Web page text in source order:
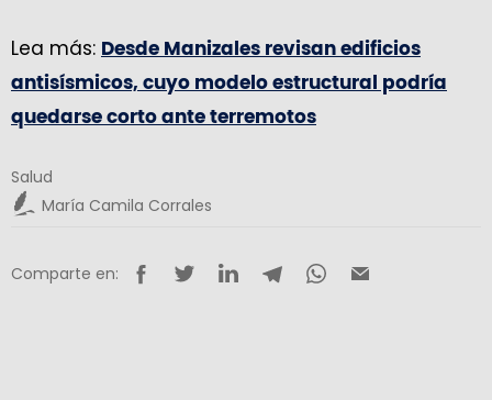
Lea más: Desde Manizales revisan edificios
antisísmicos, cuyo modelo estructural podría
quedarse corto ante terremotos
Salud
María Camila Corrales
Comparte en: